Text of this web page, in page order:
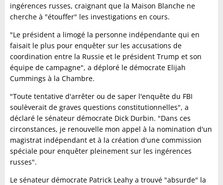
ingérences russes, craignant que la Maison Blanche ne
cherche à "étouffer" les investigations en cours.
"Le président a limogé la personne indépendante qui en
faisait le plus pour enquêter sur les accusations de
coordination entre la Russie et le président Trump et son
équipe de campagne", a déploré le démocrate Elijah
Cummings à la Chambre.
"Toute tentative d'arrêter ou de saper l'enquête du FBI
soulèverait de graves questions constitutionnelles", a
déclaré le sénateur démocrate Dick Durbin. "Dans ces
circonstances, je renouvelle mon appel à la nomination d'un
magistrat indépendant et à la création d'une commission
spéciale pour enquêter pleinement sur les ingérences
russes".
Le sénateur démocrate Patrick Leahy a trouvé "absurde" la